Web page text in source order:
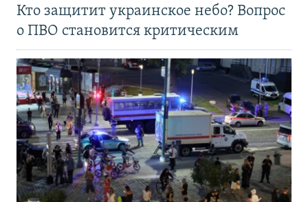
Кто защитит украинское небо? Вопрос
о ПВО становится критическим